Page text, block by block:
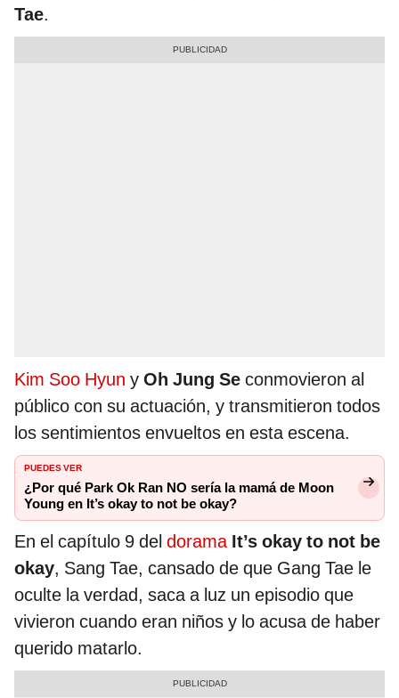
Tae.
Kim Soo Hyun y Oh Jung Se conmovieron al
público con su actuación, y transmitieron todos
los sentimientos envueltos en esta escena.
PUEDES VER
¿Por qué Park Ok Ran NO sería la mamá de Moon
Young en It’s okay to not be okay?
En el capítulo 9 del dorama It’s okay to not be
okay, Sang Tae, cansado de que Gang Tae le
oculte la verdad, saca a luz un episodio que
vivieron cuando eran niños y lo acusa de haber
querido matarlo.